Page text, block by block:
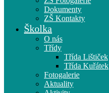
Dokumenty
ZŠ Kontakty
Školka
O nás
Třídy
Třída Lištiček
Třída Kuřátek
Fotogalerie
Aktuality